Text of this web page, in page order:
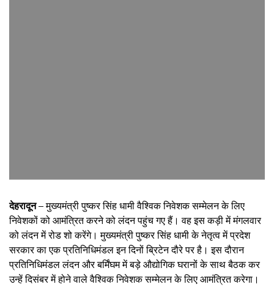
देहरादून –मुख्यमंत्री पुष्कर सिंह धामी वैश्विक निवेशक सम्मेलन के लिए
निवेशकों को आमंत्रित करने को लंदन पहुंच गए हैं। वह इस कड़ी में मंगलवार
को लंदन में रोड शो करेंगे। मुख्यमंत्री पुष्कर सिंह धामी के नेतृत्व में प्रदेश
सरकार का एक प्रतिनिधिमंडल इन दिनों ब्रिटेन दौरे पर है। इस दौरान
प्रतिनिधिमंडल लंदन और बर्मिंघम में बड़े औद्योगिक घरानों के साथ बैठक कर
उन्हें दिसंबर में होने वाले वैश्विक निवेशक सम्मेलन के लिए आमंत्रित करेगा।